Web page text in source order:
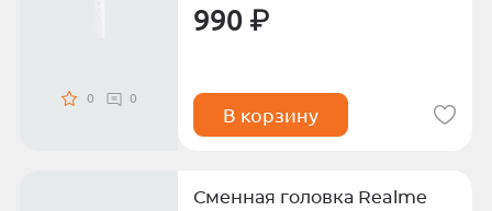
0 0
990 ₽
В корзину
Сменная головка Realme